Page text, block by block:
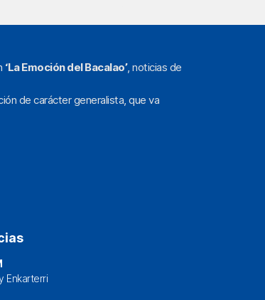
‘La Emoción del Bacalao’, noticias de
de carácter generalista, que va
Enkarterri